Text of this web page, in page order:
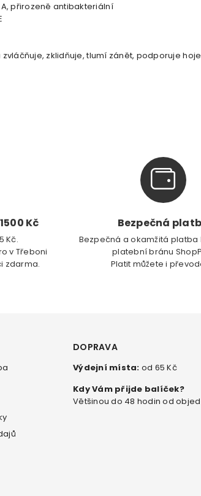
přirozeně antibakteriální
zklidňuje, tlumí zánět, podporuje
Kč
Kč.
v Třeboni
zdarma.
Bezpečná
Bezpečná a okamžitá platba
platební bránu
Platit můžete i
DOPRAVA
Výdejní místa: od 65 Kč
Kdy Vám přijde balíček?
Většinou do 48 hodin od